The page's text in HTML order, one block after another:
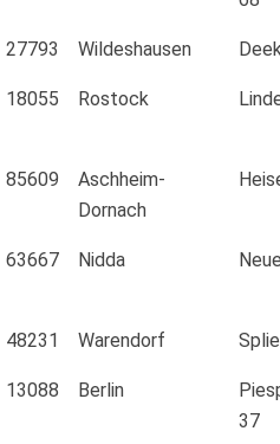
27793 Wildeshausen
18055 Rostock
85609
Aschheim-
Dornach
63667 Nidda
48231 Warendorf
13088 Berlin
37